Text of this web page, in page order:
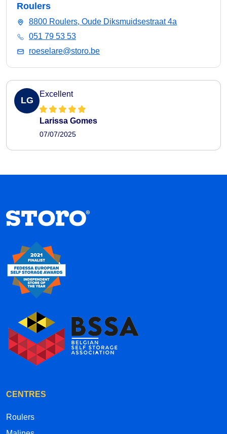
Roulers
8800 Roulers, Oude Diksmuidsestraat 4a
051 79 53 53
roeselare@storo.be
LG
Excellent
Larissa Gomes
07/07/2025
CENTRES
Roulers